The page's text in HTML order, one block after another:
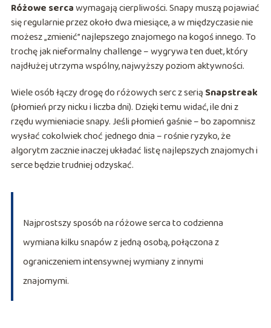
Różowe sercawymagają cierpliwości. Snapy muszą pojawiać
się regularnie przez około dwa miesiące, a w międzyczasie nie
możesz „zmienić” najlepszego znajomego na kogoś innego. To
trochę jak nieformalny challenge – wygrywa ten duet, który
najdłużej utrzyma wspólny, najwyższy poziom aktywności.
Wiele osób łączy drogę do różowych serc z serią Snapstreak
(płomień przy nicku i liczba dni). Dzięki temu widać, ile dni z
rzędu wymieniacie snapy. Jeśli płomień gaśnie – bo zapomnisz
wysłać cokolwiek choć jednego dnia – rośnie ryzyko, że
algorytm zacznie inaczej układać listę najlepszych znajomych i
serce będzie trudniej odzyskać.
Najprostszy sposób na różowe serca to codzienna
wymiana kilku snapów z jedną osobą, połączona z
ograniczeniem intensywnej wymiany z innymi
znajomymi.